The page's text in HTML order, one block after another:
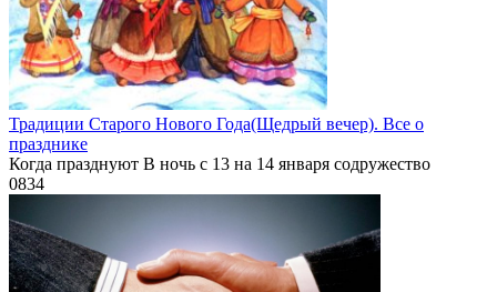
Традиции Старого Нового Года(Щедрый вечер). Все о
празднике
Когда празднуют В ночь с 13 на 14 января содружество
0834